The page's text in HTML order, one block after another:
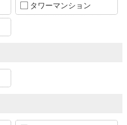
タワーマンション